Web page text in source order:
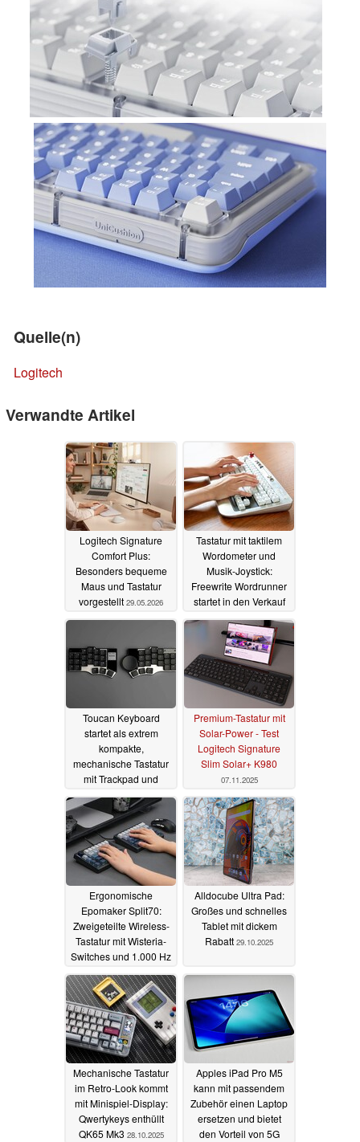
Quelle(n)
Logitech
Verwandte Artikel
Logitech Signature
Comfort Plus:
Besonders bequeme
Maus und Tastatur
vorgestellt 29.05.2026
Tastatur mit taktilem
Wordometer und
Musik-Joystick:
Freewrite Wordrunner
startet in den Verkauf
17.11.2025
Toucan Keyboard
startet als extrem
kompakte,
mechanische Tastatur
mit Trackpad und
10.11.2025
Premium-Tastatur mit
Solar-Power - Test
Logitech Signature
Slim Solar+ K980
07.11.2025
Ergonomische
Epomaker Split70:
Zweigeteilte Wireless-
Tastatur mit Wisteria-
Switches und 1.000 Hz
01.11.2025
Alldocube Ultra Pad:
Großes und schnelles
Tablet mit dickem
Rabatt 29.10.2025
Mechanische Tastatur
im Retro-Look kommt
mit Minispiel-Display:
Qwertykeys enthüllt
QK65 Mk3 28.10.2025
Apples iPad Pro M5
kann mit passendem
Zubehör einen Laptop
ersetzen und bietet
den Vorteil von 5G